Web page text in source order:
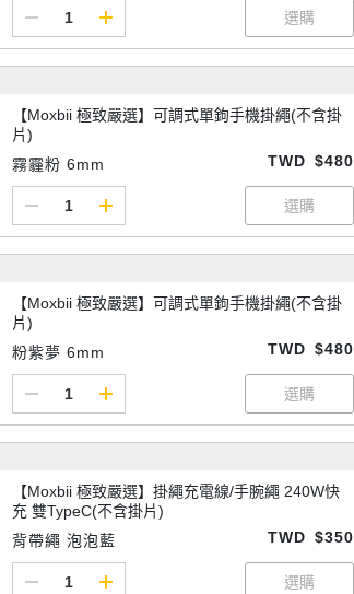
【Moxbii 極致嚴選】可調式單鉤手機掛繩(不含掛
片)
霧霾粉 6mm
TWD $480
【Moxbii 極致嚴選】可調式單鉤手機掛繩(不含掛
片)
粉紫夢 6mm
TWD $480
【Moxbii 極致嚴選】掛繩充電線/手腕繩 240W快
充 雙TypeC(不含掛片)
背帶繩 泡泡藍
TWD $350